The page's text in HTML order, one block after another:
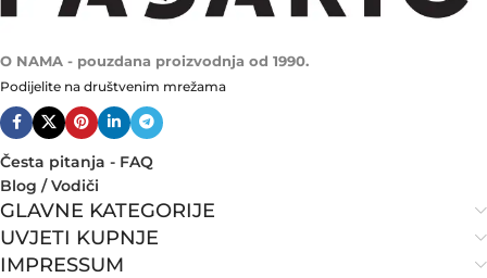
O NAMA - pouzdana proizvodnja od 1990.
Podijelite na društvenim mrežama
Česta pitanja - FAQ
Blog / Vodiči
GLAVNE KATEGORIJE
UVJETI KUPNJE
IMPRESSUM